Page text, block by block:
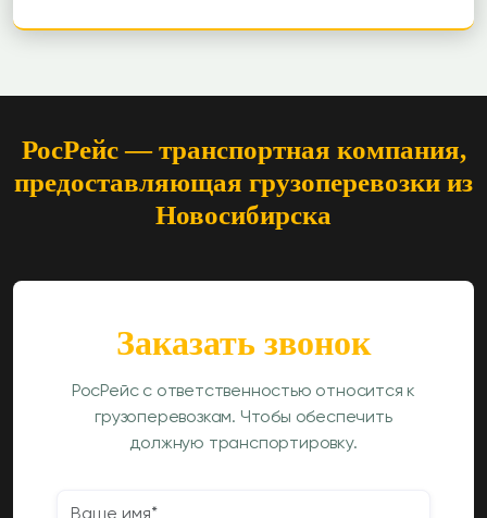
Заказать звонок
РосРейс с ответственностью относится к
грузоперевозкам. Чтобы обеспечить
должную транспортировку.
РосРейс — транспортная компания,
предоставляющая грузоперевозки из
Новосибирска